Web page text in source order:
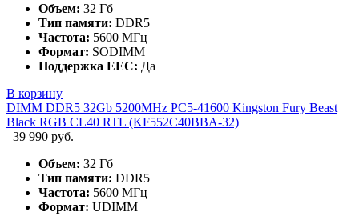
Объем: 32 Гб
Тип памяти: DDR5
Частота: 5600 МГц
Формат: SODIMM
Поддержка EEC: Да
В корзину
DIMM DDR5 32Gb 5200MHz PC5-41600 Kingston Fury Beast
Black RGB CL40 RTL (KF552C40BBA-32)
39 990 руб.
Объем: 32 Гб
Тип памяти: DDR5
Частота: 5600 МГц
Формат: UDIMM